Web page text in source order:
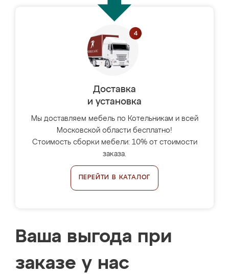
Доставка
и установка
Мы доставляем мебель по Котельникам и всей
Московской области бесплатно!
Стоимость сборки мебели: 10% от стоимости
заказа.
ПЕРЕЙТИ В КАТАЛОГ
Ваша выгода при
заказе у нас